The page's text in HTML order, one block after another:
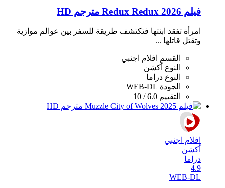
فيلم Redux Redux 2026 مترجم HD
امرأة تفقد ابنتها فتكتشف طريقة للسفر بين عوالم موازية
وتقتل قاتلها ...
القسم افلام اجنبي
النوع أكشن
النوع دراما
الجودة WEB-DL
التقييم 6.0 / 10
افلام اجنبي
أكشن
دراما
4.9
WEB-DL